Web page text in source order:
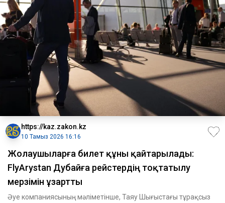
https://kaz.zakon.kz
10 Тамыз 2026 16:16
Жолаушыларға билет құны қайтарылады:
FlyArystan Дубайға рейстердің тоқтатылу
мерзімін ұзартты
Әуе компаниясының мәліметінше, Таяу Шығыстағы тұрақсыз